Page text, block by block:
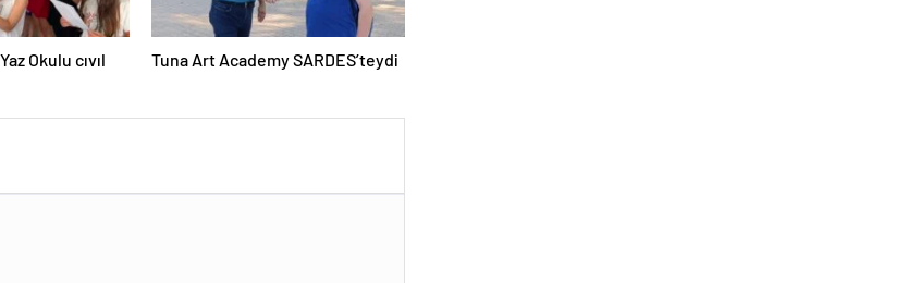
Okulu cıvıl
Tuna Art Academy SARDES’teydi